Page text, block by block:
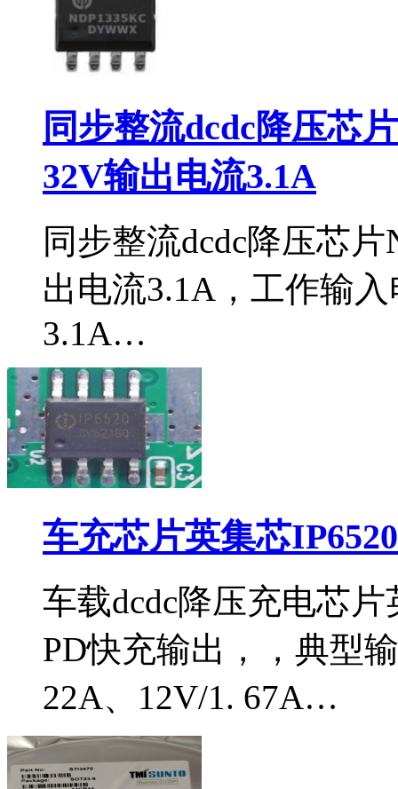
同步整流dcdc降压芯
32V输出电流3.1A
同步整流dcdc降压芯
出电流3.1A，工作输
3.1A…
车充芯片英集芯
车载dcdc降压充电芯
PD快充输出，，典型
22A、12V/1. 67A…